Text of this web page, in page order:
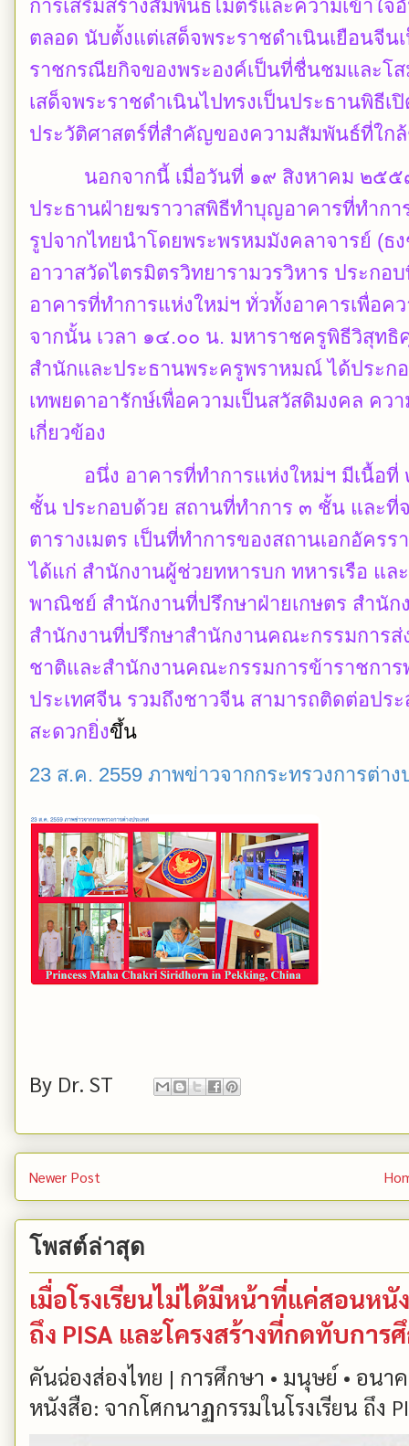
การเสริมสร้างสัมพันธไมตรีและความเข้าใ
ตลอด นับตั้งแต่เสด็จพระราชดำเนินเยือนจี
ราชกรณียกิจของพระองค์เป็นที่ชื่นชมและโ
เสด็จพระราชดำเนินไปทรงเป็นประธานพิธีเ
ประวัติศาสตร์ที่สำคัญของความสัมพันธ์ที่ใกล้
นอกจากนี้ เมื่อวันที่ ๑๙ สิงหาคม ๒๕๕๙
ประธานฝ่ายฆราวาสพิธีทำบุญอาคารที่ทำก
รูปจากไทยนำโดยพระพรหมมังคลาจารย์ (ธ
อาวาสวัดไตรมิตรวิทยารามวรวิหาร ประก
อาคารที่ทำการแห่งใหม่ฯ ทั่วทั้งอาคารเพื่อ
จากนั้น เวลา ๑๔.๐๐ น. มหาราชครูพิธีวิสุท
สำนักและประธานพระครูพราหมณ์ ได้ประ
เทพยดาอารักษ์เพื่อความเป็นสวัสดิมงคล คว
เกี่ยวข้อง
อนึ่ง อาคารที่ทำการแห่งใหม่ฯ มีเนื้อที่
ชั้น ประกอบด้วย สถานที่ทำการ ๓ ชั้น และ
ตารางเมตร เป็นที่ทำการของสถานเอกอัคร
ได้แก่ สำนักงานผู้ช่วยทหารบก ทหารเรือ แ
พาณิชย์ สำนักงานที่ปรึกษาฝ่ายเกษตร สำนัก
สำนักงานที่ปรึกษาสำนักงานคณะกรรมการส่
ชาติและสำนักงานคณะกรรมการข้าราชกา
ประเทศจีน รวมถึงชาวจีน สามารถติดต่อปร
สะดวกยิ่งขึ้น
23 ส.ค. 2559 ภาพข่าวจากกระทรวงการต่าง
By Dr. ST
Newer Post
โพสต์ล่าสุด
เมื่อโรงเรียนไม่ได้มีหน้าที่แค่สอนหนั
ถึง PISA และโครงสร้างที่กดทับการ
คันฉ่องส่องไทย | การศึกษา • มนุษย์ • อนา
หนังสือ: จากโศกนาฏกรรมในโรงเรียน ถึง